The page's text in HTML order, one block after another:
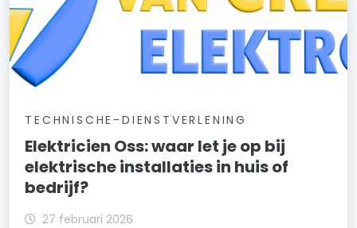
TECHNISCHE-DIENSTVERLENING
Elektricien Oss: waar let je op bij
elektrische installaties in huis of
bedrijf?
27 februari 2026